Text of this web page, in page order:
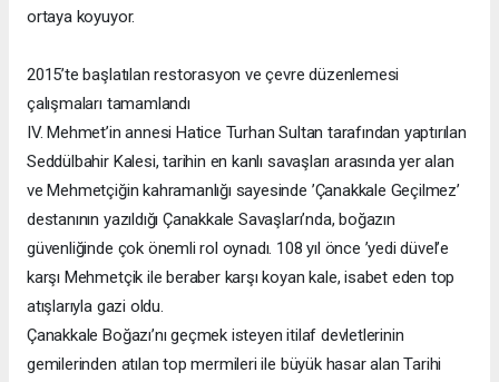
ortaya koyuyor.
2015’te başlatılan restorasyon ve çevre düzenlemesi
çalışmaları tamamlandı
IV. Mehmet’in annesi Hatice Turhan Sultan tarafından yaptırılan
Seddülbahir Kalesi, tarihin en kanlı savaşları arasında yer alan
ve Mehmetçiğin kahramanlığı sayesinde ’Çanakkale Geçilmez’
destanının yazıldığı Çanakkale Savaşları’nda, boğazın
güvenliğinde çok önemli rol oynadı. 108 yıl önce ’yedi düvel’e
karşı Mehmetçik ile beraber karşı koyan kale, isabet eden top
atışlarıyla gazi oldu.
Çanakkale Boğazı’nı geçmek isteyen itilaf devletlerinin
gemilerinden atılan top mermileri ile büyük hasar alan Tarihi